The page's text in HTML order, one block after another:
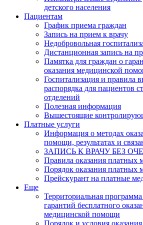
детского населения
Пациентам
График приема граждан
Запись на прием к врачу
Недобровольная
Дистанционная запись на
Памятка для граждан о
оказания медицинской
Госпитализация и правила
распорядка для пациентов
отделений
Полезная информация
Вышестоящие
Платные услуги
Информация о методах
помощи, результатах и
ЗАПИСЬ К ВРАЧУ БЕЗ
Правила оказания платных
Порядок оказания платных
Прейскурант на платные
Еще
Территориальная
гарантий бесплатного
медицинской помощи
Порядок и условия